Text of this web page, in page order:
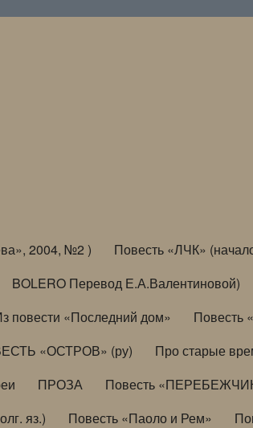
2004, №2 ) Повесть «ЛЧК»
BOLERO Перевод Е.А.Валентиновой)
повести «Последний дом»
Повесть
«ОСТРОВ» (ру)
Про старые
ПРОЗА
Повесть
яз.) Повесть «Паоло и Рем»